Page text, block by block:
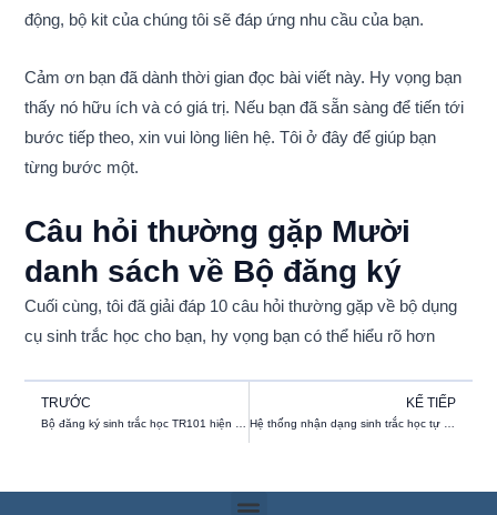
động, bộ kit của chúng tôi sẽ đáp ứng nhu cầu của bạn.
Cảm ơn bạn đã dành thời gian đọc bài viết này. Hy vọng bạn
thấy nó hữu ích và có giá trị. Nếu bạn đã sẵn sàng để tiến tới
bước tiếp theo, xin vui lòng liên hệ. Tôi ở đây để giúp bạn
từng bước một.
Câu hỏi thường gặp Mười
danh sách về Bộ đăng ký
Cuối cùng, tôi đã giải đáp 10 câu hỏi thường gặp về bộ dụng
cụ sinh trắc học cho bạn, hy vọng bạn có thể hiểu rõ hơn
Trước đó
TRƯỚC
Bộ đăng ký sinh trắc học TR101 hiện đã được chứng nhận MOSIP
KẾ TIẾP
Hệ thống nhận dạng sinh trắc học tự động để quản lý lực lượng lao động